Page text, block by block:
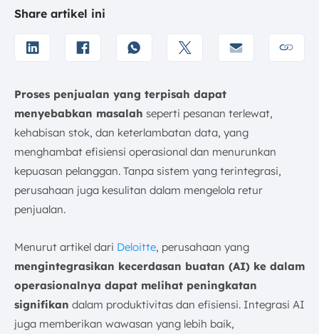
14. Aplikasi Penjualan Barang Kasir Pintar
15. Aplikasi Penjualan Square POS
17. Aplikasi Sales OmegaPOS
18. Software Penjualan UniCenta
19. Aplikasi Distri
Apa Fitur Wajib Aplikasi Penjualan untuk Bisnis?
Tips dalam Memilih Aplikasi Penjualan untuk Bisnis
Anda
Share artikel ini
Proses penjualan yang terpisah dapat
menyebabkan masalah seperti pesanan terlewat,
kehabisan stok, dan keterlambatan data, yang
menghambat efisiensi operasional dan menurunkan
kepuasan pelanggan. Tanpa sistem yang terintegrasi,
perusahaan juga kesulitan dalam mengelola retur
penjualan.
Menurut artikel dari Deloitte, perusahaan yang
mengintegrasikan kecerdasan buatan (AI) ke dalam
operasionalnya dapat melihat peningkatan
signifikan dalam produktivitas dan efisiensi. Integrasi AI
juga memberikan wawasan yang lebih baik,